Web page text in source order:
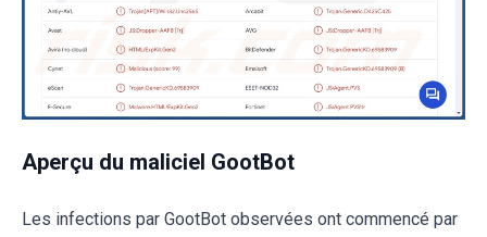
Aperçu du maliciel GootBot
Les infections par GootBot observées ont commencé par